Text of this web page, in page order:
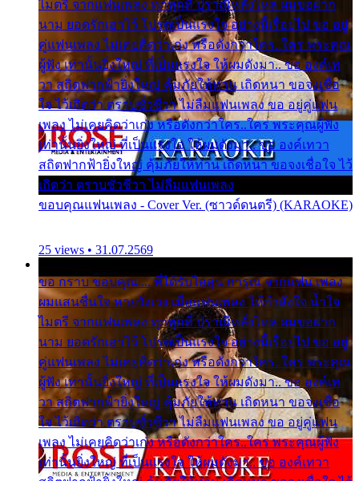
ไมตรี จากแฟนเพลง ทุกทุกที่ ปราณีหลั่งไหล ผมขอฝาก
นาม ยอดรักเอาไว้ โปรดเป็นแรงใจ อย่างนี้เรื่อยไป ขอ อยู่
คู่แฟนเพลง ไม่เคยคิดว่าเก่ง หรือดังกว่าใคร..ใคร พระคุณ
ผู้ฟัง เท่านั้นยิ่งใหญ่ ที่เป็นแรงใจ ให้ผมดังมา.. ขอ องค์เท
วา สถิตฟากฟ้ายิ่งใหญ่ คุ้มภัยให้ท่าน เถิดหนา ขอจงเชื่อ
ใจ ไว้เถิดว่า ตราบชั่วชีวา ไม่ลืมแฟนเพลง ขอ อยู่คู่แฟน
เพลง ไม่เคยคิดว่าเก่ง หรือดังกว่าใคร..ใคร พระคุณผู้ฟัง
เท่านั้นยิ่งใหญ่ ที่เป็นแรงใจ ให้ผมดังมา.. ขอ องค์เทวา
สถิตฟากฟ้ายิ่งใหญ่ คุ้มภัยให้ท่าน เถิดหนา ขอจงเชื่อใจ ไว้
เถิดว่า ตราบชั่วชีวา ไม่ลืมแฟนเพลง
ขอบคุณแฟนเพลง - Cover Ver. (ซาวด์ดนตรี) (KARAOKE)
25 views • 31.07.2569
ขอ กราบ ขอบคุณ.... ที่ได้รับไออุ่น การุณ จากแฟน เพลง
ผมแสนชื่นใจ หายวังเวง เมื่อแฟนเพลง ให้กำลังใจ น้ำใจ
ไมตรี จากแฟนเพลง ทุกทุกที่ ปราณีหลั่งไหล ผมขอฝาก
นาม ยอดรักเอาไว้ โปรดเป็นแรงใจ อย่างนี้เรื่อยไป ขอ อยู่
คู่แฟนเพลง ไม่เคยคิดว่าเก่ง หรือดังกว่าใคร..ใคร พระคุณ
ผู้ฟัง เท่านั้นยิ่งใหญ่ ที่เป็นแรงใจ ให้ผมดังมา.. ขอ องค์เท
วา สถิตฟากฟ้ายิ่งใหญ่ คุ้มภัยให้ท่าน เถิดหนา ขอจงเชื่อ
ใจ ไว้เถิดว่า ตราบชั่วชีวา ไม่ลืมแฟนเพลง ขอ อยู่คู่แฟน
เพลง ไม่เคยคิดว่าเก่ง หรือดังกว่าใคร..ใคร พระคุณผู้ฟัง
เท่านั้นยิ่งใหญ่ ที่เป็นแรงใจ ให้ผมดังมา.. ขอ องค์เทวา